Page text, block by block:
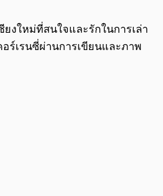
งใหม่ที่สนใจและรักในการเล่า
อร์เรนซี่ผ่านการเขียนและภาพ